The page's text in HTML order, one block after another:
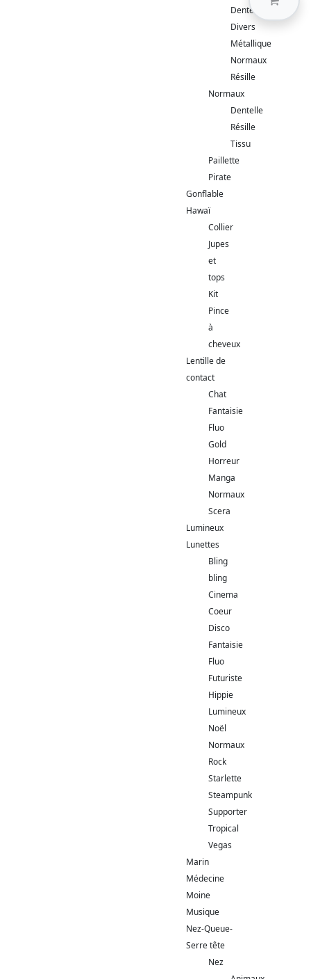
Dentelles
Divers
Métallique
Normaux
Résille
Normaux
Dentelle
Résille
Tissu
Paillette
Pirate
Gonflable
Hawaï
Collier
Jupes
et
tops
Kit
Pince
à
cheveux
Lentille de
contact
Chat
Fantaisie
Fluo
Gold
Horreur
Manga
Normaux
Scera
Lumineux
Lunettes
Bling
bling
Cinema
Coeur
Disco
Fantaisie
Fluo
Futuriste
Hippie
Lumineux
Noël
Normaux
Rock
Starlette
Steampunk
Supporter
Tropical
Vegas
Marin
Médecine
Moine
Musique
Nez-Queue-
Serre tête
Nez